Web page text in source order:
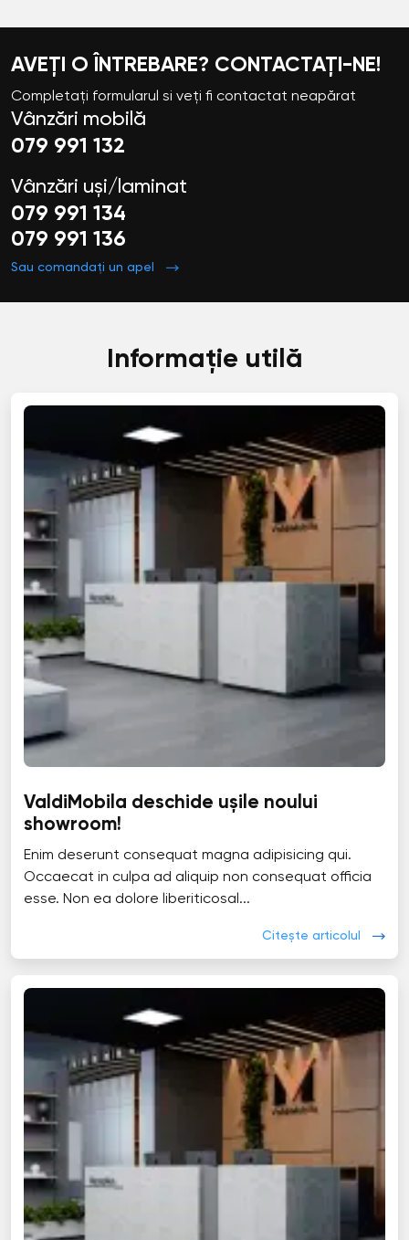
AVEȚI O ÎNTREBARE? CONTACTAȚI-NE!
Completați formularul si veți fi contactat neapărat
Vânzări mobilă
079 991 132
Vânzări uși/laminat
079 991 134
079 991 136
Sau comandați un apel
Informație utilă
ValdiMobila deschide ușile noului
showroom!
Enim deserunt consequat magna adipisicing qui.
Occaecat in culpa ad aliquip non consequat officia
esse. Non ea dolore liberiticosal...
Citește articolul